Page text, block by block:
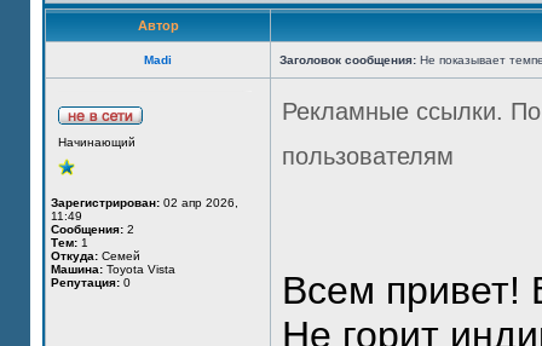
Автор
Madi Заголовок сообщения: Не показывает
Начинающий
Зарегистрирован: 02 апр 2026,
11:49
Сообщения: 2
Тем: 1
Откуда: Семей
Машина: Toyota Vista
Репутация: 0
Рекламные ссылки.
пользователям
Всем привет!
Не горит